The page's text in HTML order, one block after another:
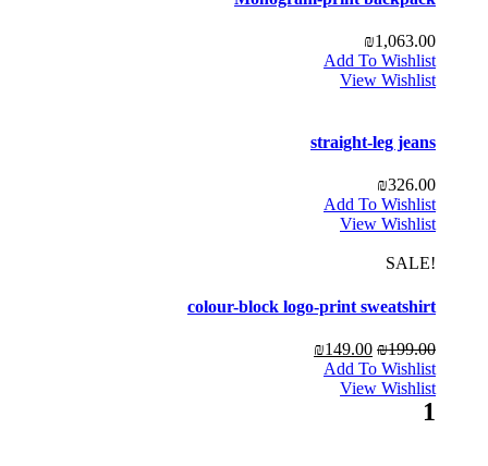
₪1,063.00
Add To Wishlist
View Wishlist
straight-leg jeans
₪326.00
Add To Wishlist
View Wishlist
!SALE
colour-block logo-print sweatshirt
₪199.00
₪149.00
Add To Wishlist
View Wishlist
1